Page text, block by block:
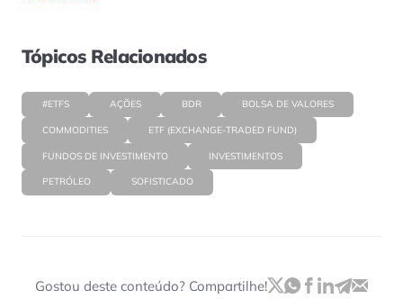
Tópicos Relacionados
#ETFS AÇÕES BDR BOLSA DE VALORES
COMMODITIES ETF (EXCHANGE-TRADED FUND)
FUNDOS DE INVESTIMENTO INVESTIMENTOS
PETRÓLEO SOFISTICADO
Gostou deste conteúdo? Compartilhe!